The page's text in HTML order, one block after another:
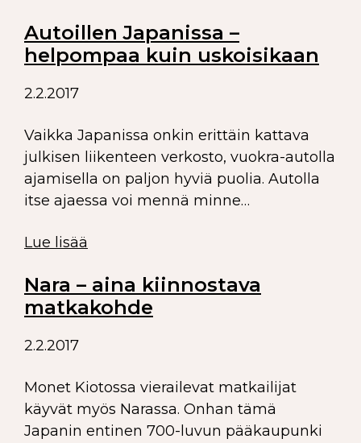
Autoillen Japanissa –
helpompaa kuin uskoisikaan
2.2.2017
Vaikka Japanissa onkin erittäin kattava
julkisen liikenteen verkosto, vuokra-autolla
ajamisella on paljon hyviä puolia. Autolla
itse ajaessa voi mennä minne…
Lue lisää
Nara – aina kiinnostava
matkakohde
2.2.2017
Monet Kiotossa vierailevat matkailijat
käyvät myös Narassa. Onhan tämä
Japanin entinen 700-luvun pääkaupunki